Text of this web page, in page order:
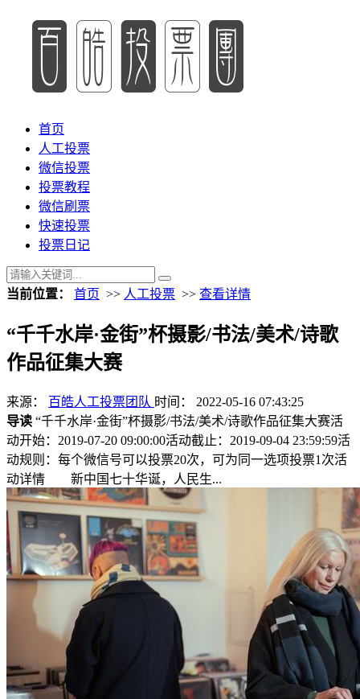
首页
人工投票
微信投票
投票教程
微信刷票
快速投票
投票日记
当前位置： 首页 >> 人工投票 >> 查看详情
“千千水岸·金街”杯摄影/书法/美术/诗歌
作品征集大赛
来源： 百皓人工投票团队 时间： 2022-05-16 07:43:25
导读 “千千水岸·金街”杯摄影/书法/美术/诗歌作品征集大赛活
动开始：2019-07-20 09:00:00活动截止：2019-09-04 23:59:59活
动规则：每个微信号可以投票20次，可为同一选项投票1次活
动详情 新中国七十华诞，人民生...